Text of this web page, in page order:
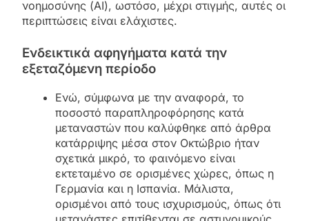
νοημοσύνης (AI), ωστόσο, μέχρι στιγμής, αυτές οι
περιπτώσεις είναι ελάχιστες.
Ενδεικτικά αφηγήματα κατά την
εξεταζόμενη περίοδο
Ενώ, σύμφωνα με την αναφορά, το
ποσοστό παραπληροφόρησης κατά
μεταναστών που καλύφθηκε από άρθρα
κατάρριψης μέσα στον Οκτώβριο ήταν
σχετικά μικρό, το φαινόμενο είναι
εκτεταμένο σε ορισμένες χώρες, όπως η
Γερμανία και η Ισπανία. Μάλιστα,
ορισμένοι από τους ισχυρισμούς, όπως ότι